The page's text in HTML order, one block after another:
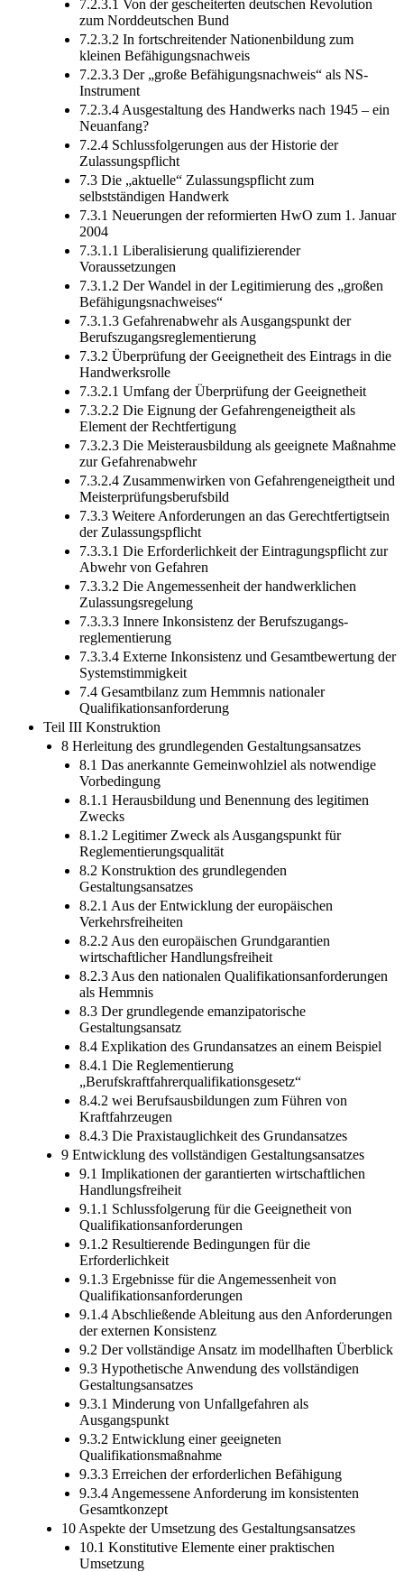
7.2.3.1 Von der gescheiterten deutschen Revolution
zum Norddeutschen Bund
7.2.3.2 In fortschreitender Nationenbildung zum
kleinen Befähigungsnachweis
7.2.3.3 Der „große Befähigungsnachweis“ als NS-
Instrument
7.2.3.4 Ausgestaltung des Handwerks nach 1945 – ein
Neuanfang?
7.2.4 Schlussfolgerungen aus der Historie der
Zulassungspflicht
7.3 Die „aktuelle“ Zulassungspflicht zum
selbstständigen Handwerk
7.3.1 Neuerungen der reformierten HwO zum 1. Januar
2004
7.3.1.1 Liberalisierung qualifizierender
Voraussetzungen
7.3.1.2 Der Wandel in der Legitimierung des „großen
Befähigungsnachweises“
7.3.1.3 Gefahrenabwehr als Ausgangspunkt der
Berufszugangsreglementierung
7.3.2 Überprüfung der Geeignetheit des Eintrags in die
Handwerksrolle
7.3.2.1 Umfang der Überprüfung der Geeignetheit
7.3.2.2 Die Eignung der Gefahrengeneigtheit als
Element der Rechtfertigung
7.3.2.3 Die Meisterausbildung als geeignete Maßnahme
zur Gefahrenabwehr
7.3.2.4 Zusammenwirken von Gefahrengeneigtheit und
Meisterprüfungsberufsbild
7.3.3 Weitere Anforderungen an das Gerechtfertigtsein
der Zulassungspflicht
7.3.3.1 Die Erforderlichkeit der Eintragungspflicht zur
Abwehr von Gefahren
7.3.3.2 Die Angemessenheit der handwerklichen
Zulassungsregelung
7.3.3.3 Innere Inkonsistenz der Berufszugangs­
reglementierung
7.3.3.4 Externe Inkonsistenz und Gesamtbewertung der
Systemstimmigkeit
7.4 Gesamtbilanz zum Hemmnis nationaler
Qualifikationsanforderung
Teil III Konstruktion
8 Herleitung des grundlegenden Gestaltungsansatzes
8.1 Das anerkannte Gemeinwohlziel als notwendige
Vorbedingung
8.1.1 Herausbildung und Benennung des legitimen
Zwecks
8.1.2 Legitimer Zweck als Ausgangspunkt für
Reglementierungsqualität
8.2 Konstruktion des grundlegenden
Gestaltungsansatzes
8.2.1 Aus der Entwicklung der europäischen
Verkehrsfreiheiten
8.2.2 Aus den europäischen Grundgarantien
wirtschaftlicher Handlungsfreiheit
8.2.3 Aus den nationalen Qualifikationsanforderungen
als Hemmnis
8.3 Der grundlegende emanzipatorische
Gestaltungsansatz
8.4 Explikation des Grundansatzes an einem Beispiel
8.4.1 Die Reglementierung
„Berufskraftfahrerqualifikationsgesetz“
8.4.2 wei Berufsausbildungen zum Führen von
Kraftfahrzeugen
8.4.3 Die Praxistauglichkeit des Grundansatzes
9 Entwicklung des vollständigen Gestaltungsansatzes
9.1 Implikationen der garantierten wirtschaftlichen
Handlungsfreiheit
9.1.1 Schlussfolgerung für die Geeignetheit von
Qualifikationsanforderungen
9.1.2 Resultierende Bedingungen für die
Erforderlichkeit
9.1.3 Ergebnisse für die Angemessenheit von
Qualifikationsanforderungen
9.1.4 Abschließende Ableitung aus den Anforderungen
der externen Konsistenz
9.2 Der vollständige Ansatz im modellhaften Überblick
9.3 Hypothetische Anwendung des vollständigen
Gestaltungsansatzes
9.3.1 Minderung von Unfallgefahren als
Ausgangspunkt
9.3.2 Entwicklung einer geeigneten
Qualifikationsmaßnahme
9.3.3 Erreichen der erforderlichen Befähigung
9.3.4 Angemessene Anforderung im konsistenten
Gesamtkonzept
10 Aspekte der Umsetzung des Gestaltungsansatzes
10.1 Konstitutive Elemente einer praktischen
Umsetzung